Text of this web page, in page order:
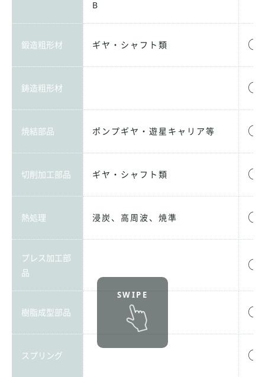
B
鍛造粗形材 ギヤ・シャフト類 ○
鋳造粗形材 ○
焼結部品 ポンプギヤ・遊星キャリア等 ○
切削加工部品 ギヤ・シャフト類 ○
熱処理 浸炭、高周波、焼準 ○
プレス加工部
品
○
樹脂成型部品 ○
スプリング ○